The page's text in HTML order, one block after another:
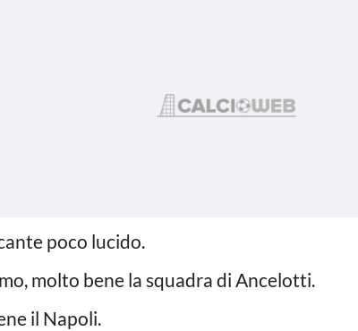
poco lucido.
molto bene la squadra di Ancelotti.
il Napoli.